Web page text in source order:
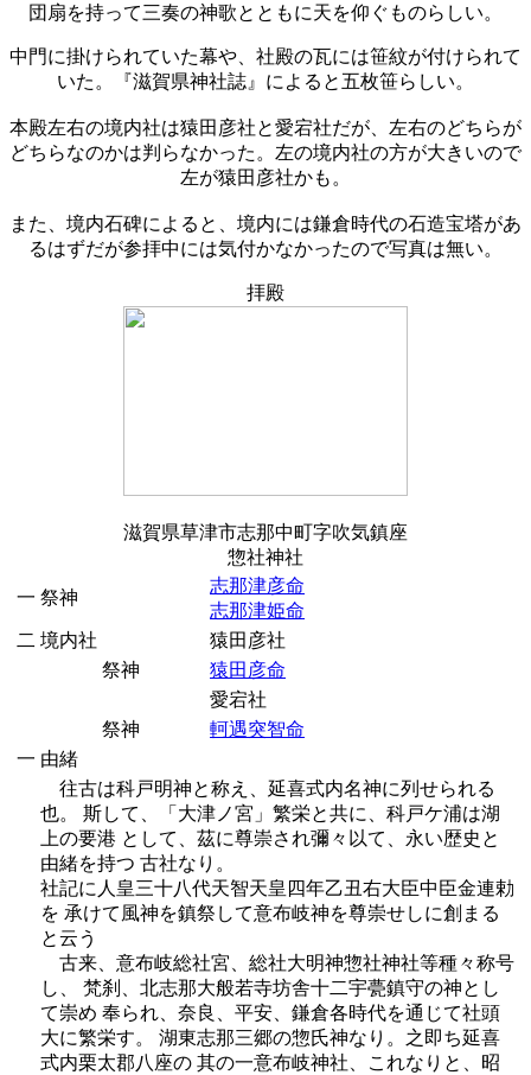
団扇を持って三奏の神歌とともに天を仰ぐものらしい。
中門に掛けられていた幕や、社殿の瓦には笹紋が付けられて
いた。『滋賀県神社誌』によると五枚笹らしい。
本殿左右の境内社は猿田彦社と愛宕社だが、左右のどちらが
どちらなのかは判らなかった。左の境内社の方が大きいので
左が猿田彦社かも。
また、境内石碑によると、境内には鎌倉時代の石造宝塔があ
るはずだが参拝中には気付かなかったので写真は無い。
拝殿
滋賀県草津市志那中町字吹気鎮座
惣社神社
一 祭神
志那津彦命
志那津姫命
二 境内社
猿田彦社
祭神
猿田彦命
愛宕社
祭神
軻遇突智命
一 由緒
往古は科戸明神と称え、延喜式内名神に列せられる
也。 斯して、「大津ノ宮」繁栄と共に、科戸ケ浦は湖
上の要港 として、茲に尊崇され彌々以て、永い歴史と
由緒を持つ 古社なり。
社記に人皇三十八代天智天皇四年乙丑右大臣中臣金連勅
を 承けて風神を鎮祭して意布岐神を尊崇せしに創まる
と云う
古来、意布岐総社宮、総社大明神惣社神社等種々称号
し、 梵刹、北志那大般若寺坊舎十二宇甍鎮守の神とし
て崇め 奉られ、奈良、平安、鎌倉各時代を通じて社頭
大に繁栄す。 湖東志那三郷の惣氏神なり。之即ち延喜
式内栗太郡八座の 其の一意布岐神社、これなりと、昭